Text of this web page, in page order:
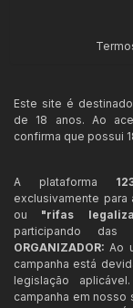
Este site é
de 18 anos. Ao
confirma que possui
A plataforma
exclusivamente
ou "rifas
participando das
ORGANIZADOR: Ao
campanha está
legislação aplicável.
campanha em